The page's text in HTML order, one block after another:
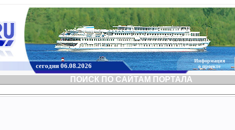
сегодня 06.08.2026
Информация
о проекте
ПОИСК ПО САЙТАМ ПОРТАЛА